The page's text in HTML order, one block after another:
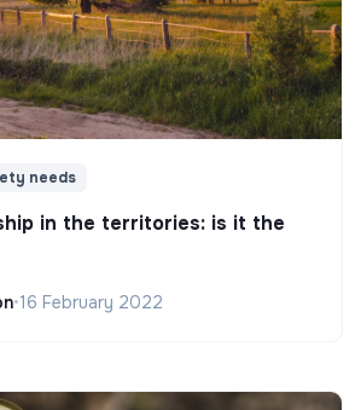
needs
in the territories: is it the
•16 February 2022